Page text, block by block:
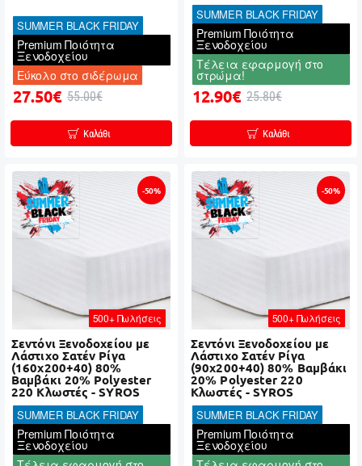
SUMMER BLACK FRIDAY
Premium Ποιότητα
Ξενοδοχείου
Εύκολο στο σιδέρωμα
27.50€ 55.00€
Καλάθι
SUMMER BLACK FRIDAY
Premium Ποιότητα
Ξενοδοχείου
Τέλεια εφαρμογή στο
στρώμα!
12.90€ 25.80€
Καλάθι
500+ Πωλήσεις
-50%
Σεντόνι Ξενοδοχείου με
Λάστιχο Σατέν Ρίγα
(160x200+40) 80%
Βαμβάκι 20% Polyester
220 Κλωστές - SYROS
SUMMER BLACK FRIDAY
Premium Ποιότητα
Ξενοδοχείου
500+ Πωλήσεις
-50%
Σεντόνι Ξενοδοχείου με
Λάστιχο Σατέν Ρίγα
(90x200+40) 80% Βαμβάκι
20% Polyester 220
Κλωστές - SYROS
SUMMER BLACK FRIDAY
Premium Ποιότητα
Ξενοδοχείου